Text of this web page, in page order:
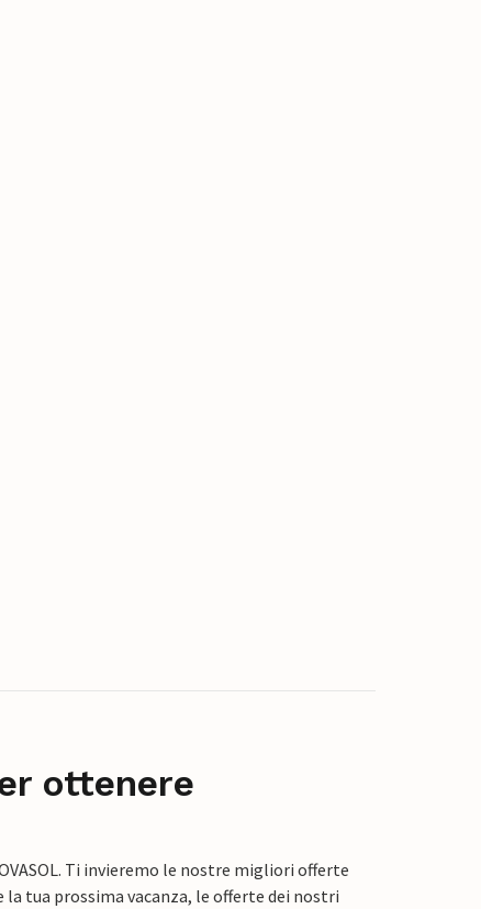
ottenere
Ti invieremo le nostre migliori offerte
tua prossima vacanza, le offerte dei nostri